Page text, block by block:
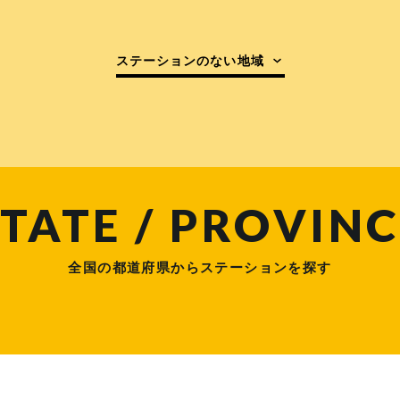
ステーションのない地域
/
全国の都道府県からステーションを探す